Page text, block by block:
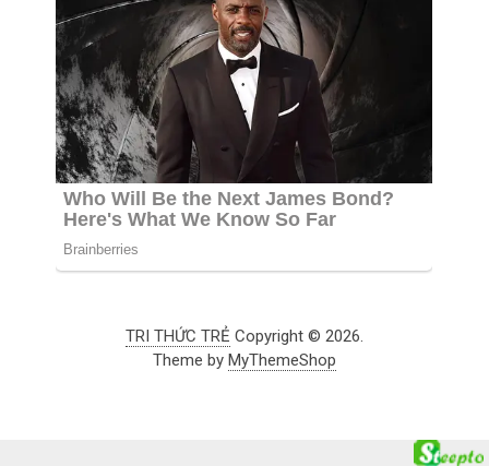
TRI THỨC TRẺ Copyright © 2026.
Theme by MyThemeShop